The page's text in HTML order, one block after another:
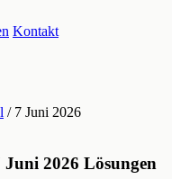
Kontakt
/ 7 Juni 2026
Juni 2026 Lösungen